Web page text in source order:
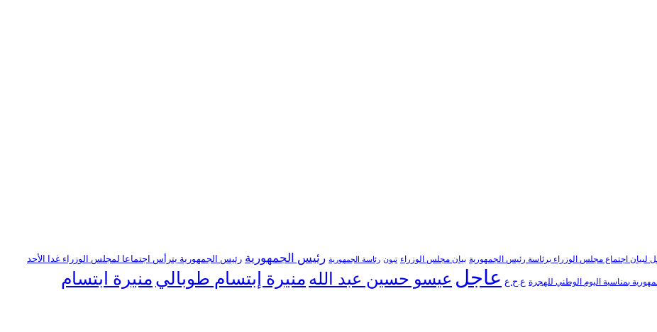
لبيان اجتماع مجلس الوزراء برئاسة رئيس الجمهورية بيان مجلس الوزراء تبون رئاسة الجمهورية رئيس الجمهورية رئيس الجمهورية يترأس اجتماعا لمجلس الوزراء غدا الأحد
بمناسبة اليوم الوطني للهجرة ع.ح.ع عاجل عيسو حسين عبد الله منيرة إبتسام طوبالي منيرة ابتسام